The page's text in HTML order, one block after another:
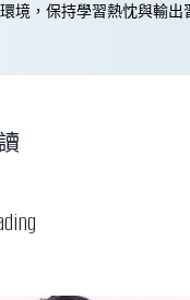
境，保持學習熱忱與輸出